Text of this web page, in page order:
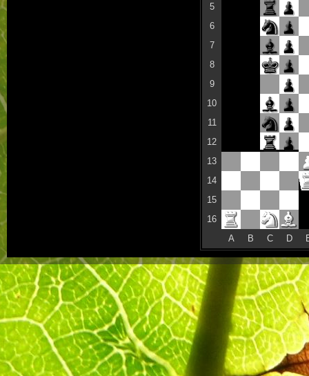
5
6
7
8
9
10
11
12
13
14
15
16
A
B C D